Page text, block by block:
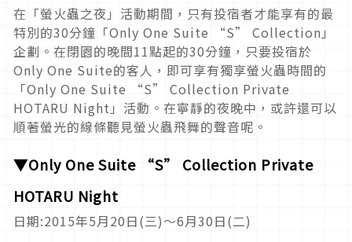
在「螢火蟲之夜」活動期間，只有投宿者才能享有的最
特別的30分鐘「Only One Suite “S” Collection」
企劃。在閉園的晚間11點起的30分鐘，只要投宿於
Only One Suite的客人，即可享有獨享螢火蟲時間的
「Only One Suite “S” Collection Private
HOTARU Night」活動。在寧靜的夜晚中，或許還可以
順著螢光的線條聽見螢火蟲飛舞的聲音呢。
▼Only One Suite “S” Collection Private
HOTARU Night
日期:2015年5月20日(三)～6月30日(二)